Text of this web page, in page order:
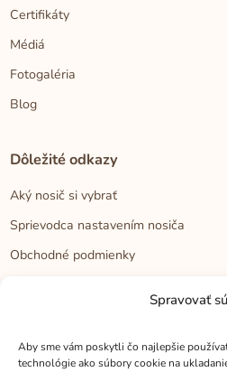
Spravovať
Aby sme vám poskytli čo najlepšie
technológie ako súbory cookie na
Certifikáty
Médiá
Fotogaléria
Blog
Dôležité odkazy
Aký nosič si vybrať
Sprievodca nastavením nosiča
Obchodné podmienky
Cookies